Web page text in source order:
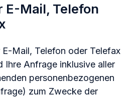
E-Mail, Telefon
E-Mail, Telefon oder Telefax
Ihre Anfrage inklusive aller
personenbezogenen
zum Zwecke der